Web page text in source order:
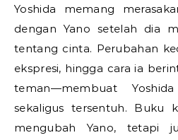
Yoshida memang
dengan Yano setelah dia
tentang cinta. Perubahan
ekspresi, hingga cara ia
teman—membuat
sekaligus tersentuh. Buku
mengubah Yano, tetapi